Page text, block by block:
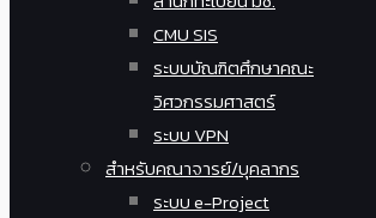
CMU SIS
ระบบบัณฑิตศึกษาคณะ
วิศวกรรมศาสตร์
ระบบ VPN
สำหรับคณาจารย์/บุคลากร
ระบบ e-Project